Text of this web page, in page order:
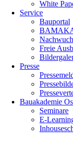
White
Service
Bauportal
BAMAKA
Freie
Presse
Bauakademie
Seminare
E-